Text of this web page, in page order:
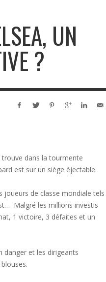
UN
?
dans la tourmente
est sur un siège éjectable.
joueurs de classe mondiale tels
Malgré les millions investis
1 victoire, 3 défaites et un
danger et les dirigeants